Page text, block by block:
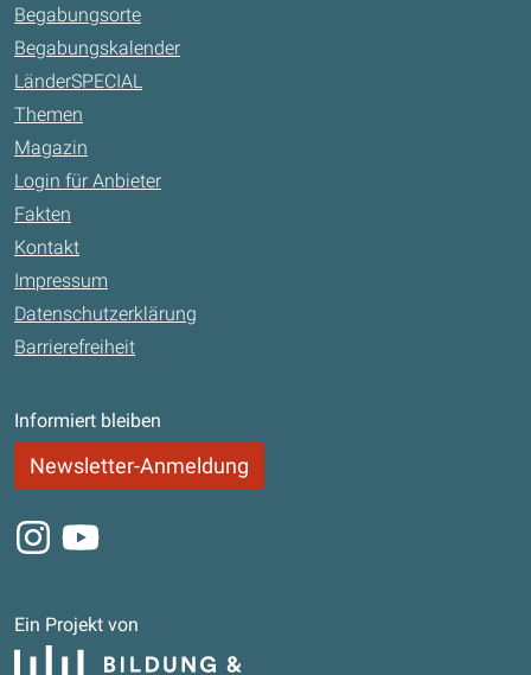
Begabungsorte
Begabungskalender
LänderSPECIAL
Themen
Magazin
Login für Anbieter
Fakten
Kontakt
Impressum
Datenschutzerklärung
Barrierefreiheit
Informiert bleiben
Newsletter-Anmeldung
Instagram
Youtube
Ein Projekt von
Bildung und Begabung